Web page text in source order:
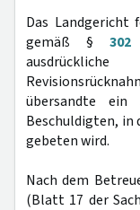
Das Landgericht
gemäß § 302
übersandte ein
Beschuldigten, in
gebeten wird.
Nach dem
(Blatt 17 der